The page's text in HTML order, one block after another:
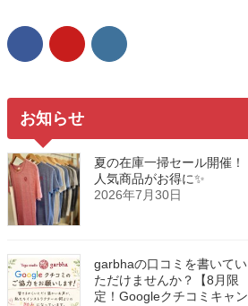
お知らせ
夏の在庫一掃セール開催！
人気商品がお得に✨
2026年7月30日
garbhaの口コミを書いてい
ただけませんか？【8月限
定！Googleクチコミキャン